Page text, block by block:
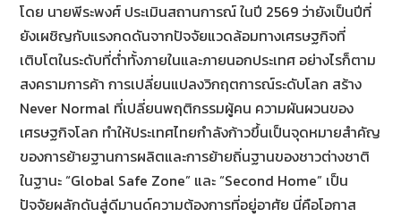
โดย นายพีระพงศ์ ประเมินสถานการณ์ ในปี 2569 ว่ายังเป็นปีที่
ยังเผชิญกับแรงกดดันจากปัจจัยแวดล้อมทางเศรษฐกิจที่
เติบโตในระดับที่ต่ำทั้งภายในและภายนอกประเทศ อย่างไรก็ตาม
สงครามการค้า การเปลี่ยนแปลงวิกฤตการณ์ระดับโลก สร้าง
Never Normal ที่เปลี่ยนพฤติกรรมผู้คน ความผันผวนของ
เศรษฐกิจโลก ทำให้ประเทศไทยกำลังก้าวขึ้นเป็นจุดหมายสำคัญ
ของการย้ายฐานการผลิตและการย้ายถิ่นฐานของชาวต่างชาติ
ในฐานะ “Global Safe Zone” และ “Second Home” เป็น
ปัจจัยผลักดันสู่ดีมานด์ความต้องการที่อยู่อาศัย นี่คือโอกาส